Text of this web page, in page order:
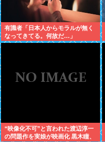
有識者「日本人からモラルが無く
なってきてる。何故だ…」
“映像化不可”と言われた渡辺淳一
の問題作を実娘が映画化 黒木瞳、